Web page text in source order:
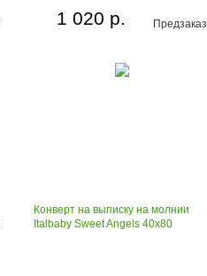
Предзаказ
1 020 р.
Конверт на выписку на молнии
Italbaby Sweet Angels 40х80